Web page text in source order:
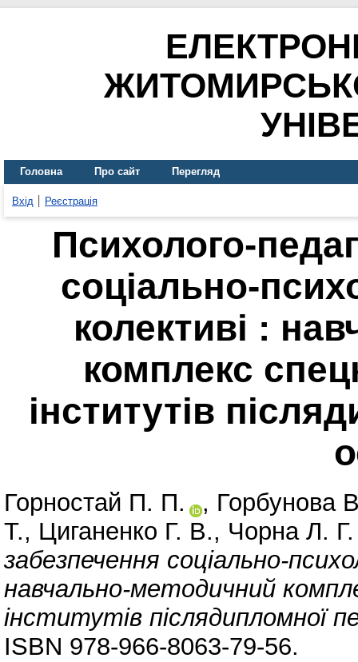
Головна Про сайт Перегляд
Вхід Реєстрація
Психолого-
соціально-
колективі :
комплекс
інститутів
Горностай П. П. , Горбунова
Т., Циганенко Г. В., Чорна Л. Г.
забезпечення соціально-
навчально-методичний
інститутів післядипломної
ISBN 978-966-8063-79-56.